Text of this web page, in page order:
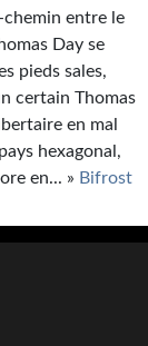
entre le
Day se
pieds sales,
certain Thomas
en mal
hexagonal,
en... » Bifrost